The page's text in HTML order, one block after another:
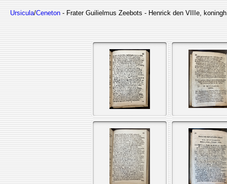
Ursicula/Ceneton - Frater Guilielmus Zeebots - Henrick den VIIIe,